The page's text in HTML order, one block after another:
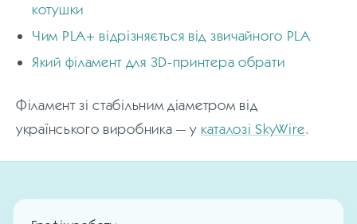
котушки
Чим PLA+ відрізняється від звичайного PLA
Який філамент для 3D-принтера обрати
Філамент зі стабільним діаметром від
українського виробника — у каталозі SkyWire.